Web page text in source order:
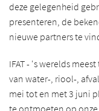
deze gelegenheid
presenteren, de
nieuwe partners te
IFAT - 's werelds
van water-, riool-,
mei tot en met 3 juni